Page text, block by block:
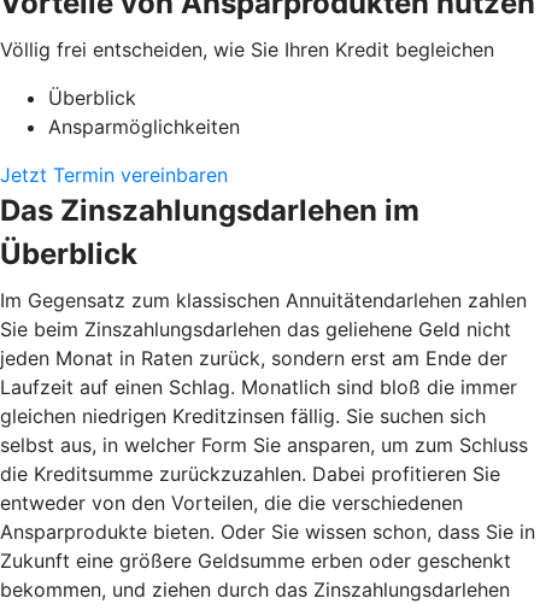
Völlig frei entscheiden, wie Sie Ihren Kredit begleichen
Überblick
Ansparmöglichkeiten
Jetzt Termin vereinbaren
Das Zinszahlungsdarlehen im
Überblick
Im Gegensatz zum klassischen Annuitätendarlehen zahlen
Sie beim Zinszahlungsdarlehen das geliehene Geld nicht
jeden Monat in Raten zurück, sondern erst am Ende der
Laufzeit auf einen Schlag. Monatlich sind bloß die immer
gleichen niedrigen Kreditzinsen fällig. Sie suchen sich
selbst aus, in welcher Form Sie ansparen, um zum Schluss
die Kreditsumme zurückzuzahlen. Dabei profitieren Sie
entweder von den Vorteilen, die die verschiedenen
Ansparprodukte bieten. Oder Sie wissen schon, dass Sie in
Zukunft eine größere Geldsumme erben oder geschenkt
bekommen, und ziehen durch das Zinszahlungsdarlehen